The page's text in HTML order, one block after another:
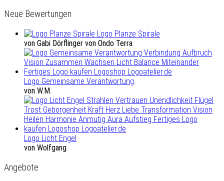
Neue Bewertungen
Logo Planze Spirale
von Gabi Dörflinger von Ondo Terra
Logo Gemeinsame Verantwortung
von W.M.
Logo Licht Engel
von Wolfgang
Angebote